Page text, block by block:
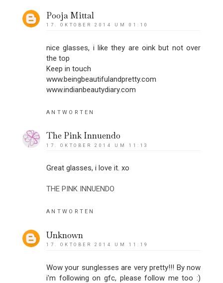
Pooja Mittal
17. OKTOBER 2014 UM 01:10
nice glasses, i like they are oink but not over
the top
Keep in touch
www.beingbeautifulandpretty.com
www.indianbeautydiary.com
ANTWORTEN
The Pink Innuendo
17. OKTOBER 2014 UM 11:13
Great glasses, i love it. xo
THE PINK INNUENDO
ANTWORTEN
Unknown
17. OKTOBER 2014 UM 11:19
Wow your sunglesses are very pretty!!! By now
i'm following on gfc, please follow me too :)